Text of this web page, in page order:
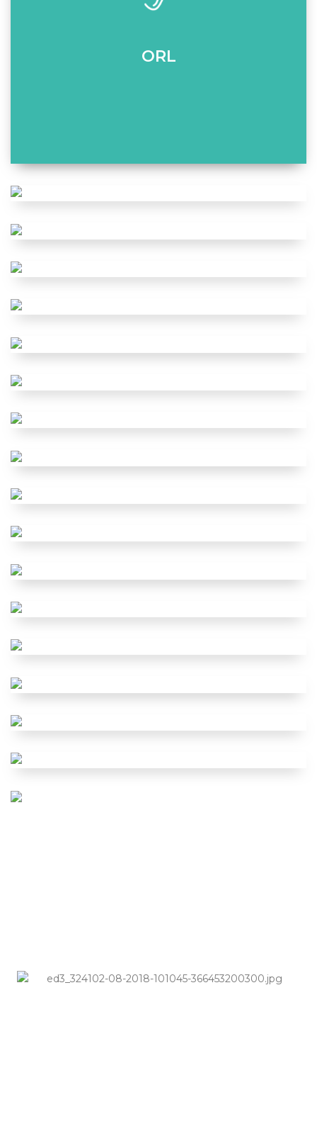
ORL
Dermatologie
Neurologie
Ortopedie
Chirurgie
Imagistică (USG)
Urologie și Nefrologie
Hematologie
Medicină de familie/terapeut
Stomatologie pediatrică
Cardiologie
Gastrologie
Ginecologie
Alergologie / Imunologie
Radiologie
Logopedie
Fizioterapie